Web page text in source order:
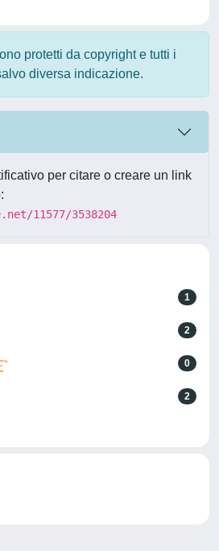
protetti da copyright e tutti i
diversa indicazione.
per citare o creare un link
11577/3538204
1
2
0
2